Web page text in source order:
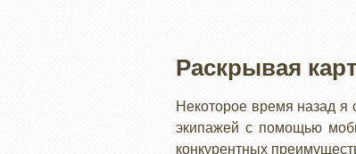
Раскрывая
Некоторое время назад я
экипажей с помощью
конкурентных